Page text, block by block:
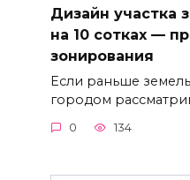
Дизайн участка
на 10 сотках —
зонирования
Если раньше
городом
0 134